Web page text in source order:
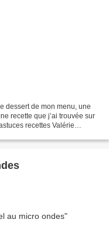
dessert de mon menu, une
recette que j’ai trouvée sur
recettes Valérie